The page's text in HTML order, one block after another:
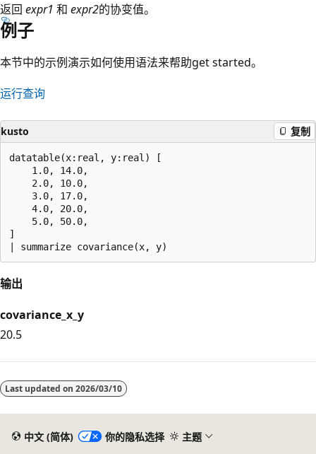
返回 expr1 和 expr2的协变值。
例子
本节中的示例演示如何使用语法来帮助get started。
运行查询
kusto 复制
datatable(x:real, y:real) [
    1.0, 14.0,
    2.0, 10.0,
    3.0, 17.0,
    4.0, 20.0,
    5.0, 50.0,
]
输出
covariance_x_y
20.5
模
式
Last updated on 2026/03/10
中文 (简体) 你的隐私选择 主题